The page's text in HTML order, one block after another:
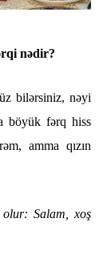
nədir?
bilərsiniz, nəyi
böyük fərq hiss
amma qızın
olur: Salam, xoş